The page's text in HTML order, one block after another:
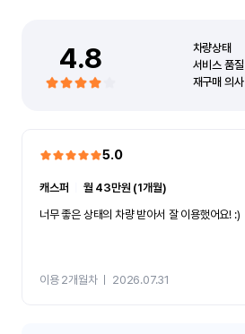
4.8 차량상태
서비스 품질
재구매 의사
5.0
캐스퍼
월 43만원 (1개월)
너무 좋은 상태의 차량 받아서 잘 이용했어요! :)
이용 2개월차ㅣ 2026.07.31